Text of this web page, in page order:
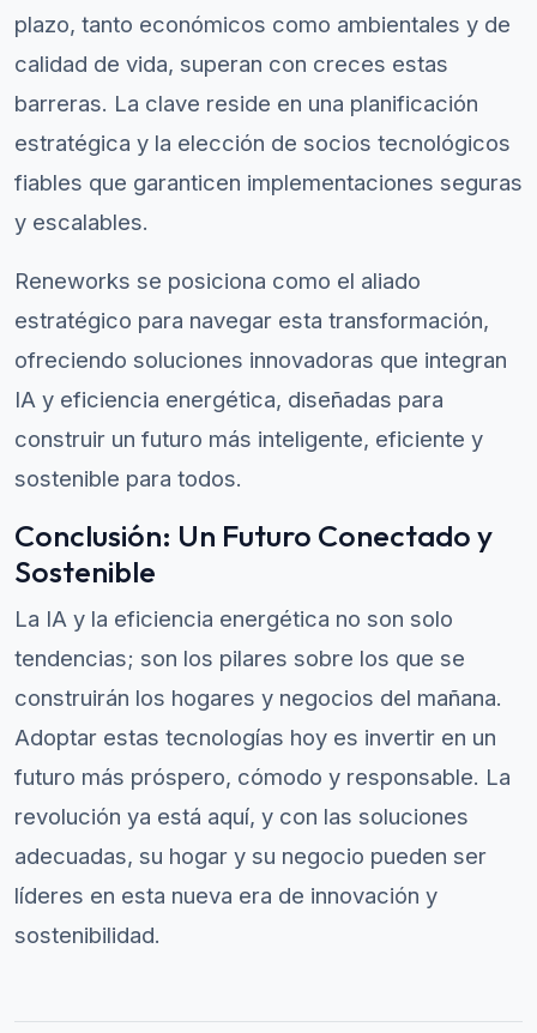
plazo, tanto económicos como ambientales y de
calidad de vida, superan con creces estas
barreras. La clave reside en una planificación
estratégica y la elección de socios tecnológicos
fiables que garanticen implementaciones seguras
y escalables.
Reneworks se posiciona como el aliado
estratégico para navegar esta transformación,
ofreciendo soluciones innovadoras que integran
IA y eficiencia energética, diseñadas para
construir un futuro más inteligente, eficiente y
sostenible para todos.
Conclusión: Un Futuro Conectado y
Sostenible
La IA y la eficiencia energética no son solo
tendencias; son los pilares sobre los que se
construirán los hogares y negocios del mañana.
Adoptar estas tecnologías hoy es invertir en un
futuro más próspero, cómodo y responsable. La
revolución ya está aquí, y con las soluciones
adecuadas, su hogar y su negocio pueden ser
líderes en esta nueva era de innovación y
sostenibilidad.